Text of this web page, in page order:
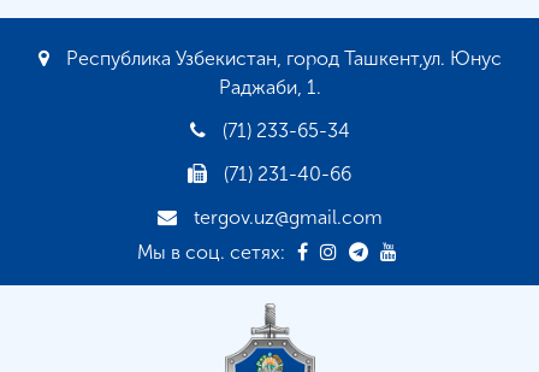
Республика Узбекистан, город Ташкент,ул. Юнус
Раджаби, 1.
(71) 233-65-34
(71) 231-40-66
tergov.uz@gmail.com
Мы в соц. сетях: